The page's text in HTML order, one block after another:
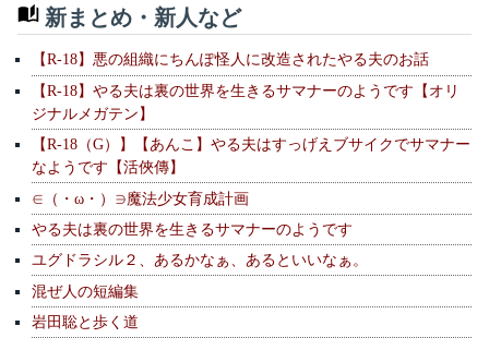
新まとめ・新人など
【R-18】悪の組織にちんぽ怪人に改造されたやる夫のお話
【R-18】やる夫は裏の世界を生きるサマナーのようです【オリ
ジナルメガテン】
【R-18（G）】【あんこ】やる夫はすっげえブサイクでサマナー
なようです【活俠傳】
∈（・ω・）∋魔法少女育成計画
やる夫は裏の世界を生きるサマナーのようです
ユグドラシル２、あるかなぁ、あるといいなぁ。
混ぜ人の短編集
岩田聡と歩く道